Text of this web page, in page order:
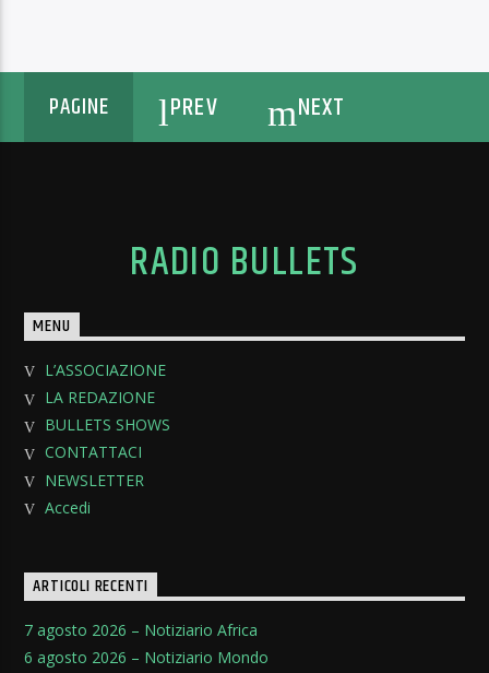
PAGINE PREV NEXT
RADIO BULLETS
MENU
L’ASSOCIAZIONE
LA REDAZIONE
BULLETS SHOWS
CONTATTACI
NEWSLETTER
Accedi
ARTICOLI RECENTI
7 agosto 2026 – Notiziario Africa
6 agosto 2026 – Notiziario Mondo